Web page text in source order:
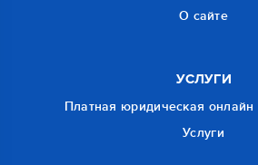
О сайте
УСЛУГИ
Платная юридическая онлайн
Услуги